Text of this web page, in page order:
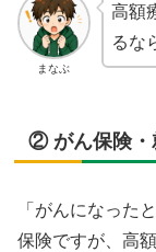
まなぶ
高額
るな
② がん保険・
「がんになった
保険ですが、高